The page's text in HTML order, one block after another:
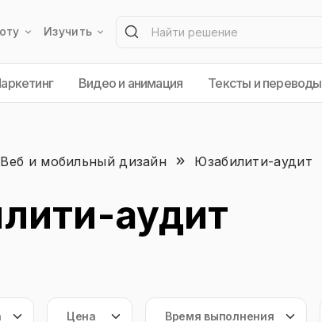
Изучить
Видео и анимация Тексты и переводы
Веб и мобильный дизайн Юзабилити-аудит
аудит